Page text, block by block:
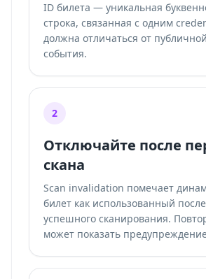
ID билета — уникальная
строка, связанная с одним
должна отличаться от
события.
2
Отключайте после
скана
Scan invalidation помечает
билет как использованный
успешного сканирования.
может показать